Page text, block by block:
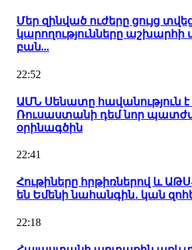
Մեր զինված ուժերը ցույց
կարողությունները
բան...
22:52
ԱՄՆ Սենատը հավանություն է
Ռուսաստանի դեմ նոր
օրինագծին
22:41
Հութիները հրթիռներով և
են Եմենի նահանգին․ կան
22:18